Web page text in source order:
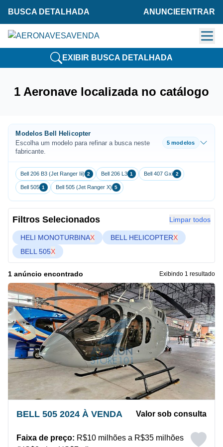
BUSCA DETALHADA ANUNCIE ENTRAR
EXIBIR BUSCA DETALHADA
1 Aeronave localizada no catálogo
Modelos Bell Helicopter
Escolha um modelo para refinar a busca neste
fabricante.
5 modelos
Bell 206 B3 (Jet Ranger Iii) 2 Bell 206 L3 1 Bell 407 Gxi 2
Bell 505 1 Bell 505 (Jet Ranger X) 5
Filtros Selecionados Limpar todos
HELI MONOTURBINAX BELL HELICOPTERX
BELL 505X
1 anúncio encontrado Exibindo 1 resultado
BELL 505 2024 À VENDA Valor sob consulta
Faixa de preço: R$10 milhões a R$35 milhões